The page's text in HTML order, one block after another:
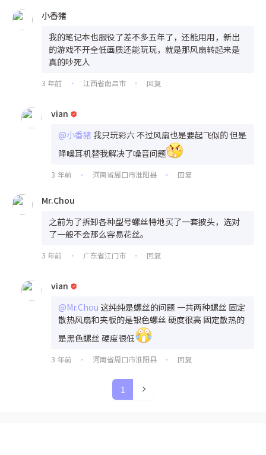
小香猪
我的笔记本也服役了差不多五年了，还能用用，新出
的游戏不开全低画质还能玩玩，就是那风扇转起来是
真的吵死人
3 年前 • 江西省南昌市 • 回复
vian
@小香猪我只玩彩六 不过风扇也是要起飞似的 但是
降噪耳机替我解决了噪音问题
3 年前 • 河南省周口市淮阳县 • 回复
Mr.Chou
之前为了拆卸各种型号螺丝特地买了一套披头，选对
了一般不会那么容易花丝。
3 年前 • 广东省江门市 • 回复
vian
@Mr.Chou 这纯纯是螺丝的问题 一共两种螺丝 固定
散热风扇和夹板的是银色螺丝 硬度很高 固定散热的
是黑色螺丝 硬度很低
3 年前 • 河南省周口市淮阳县 • 回复
1